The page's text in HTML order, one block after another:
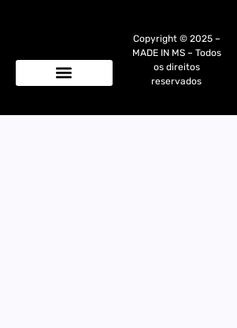
Copyright © 2025 –
MADE IN MS – Todos
os direitos
reservados